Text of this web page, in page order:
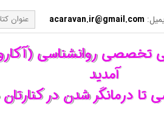
acaravan.ir@gmail.com
تخصصی روانشناسی
آمدید ​​​​​​​
تا درمانگر شدن در